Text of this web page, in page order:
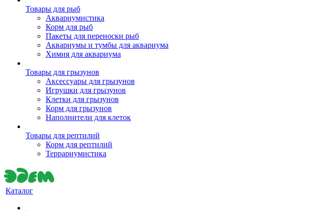
Товары для рыб
Аквариумистика
Корм для рыб
Пакеты для переноски рыб
Аквариумы и тумбы для аквариума
Химия для аквариума
Товары для грызунов
Аксессуары для грызунов
Игрушки для грызунов
Клетки для грызунов
Корм для грызунов
Наполнители для клеток
Товары для рептилий
Корм для рептилий
Террариумистика
Каталог